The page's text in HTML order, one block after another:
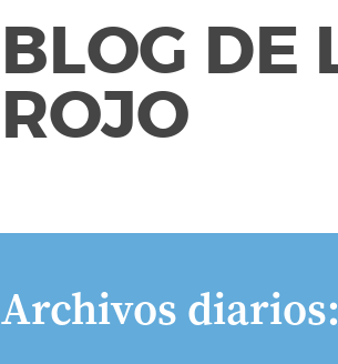
BLOG DE
ROJO
Archivos diarios: